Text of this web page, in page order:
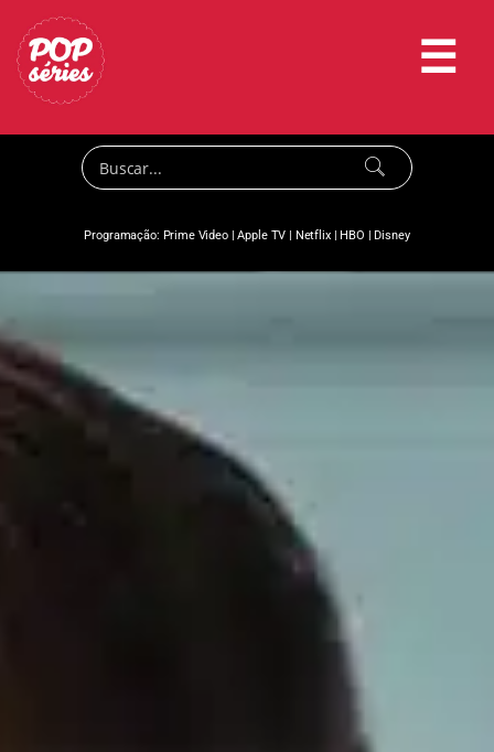
☰
Programação: Prime Video|Apple TV | Netflix|HBO |Disney